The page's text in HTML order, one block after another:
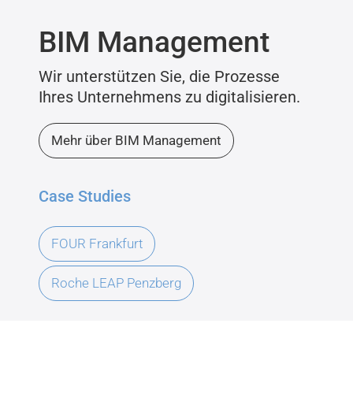
BIM Management
Wir unterstützen Sie, die Prozesse
Ihres Unternehmens zu digitalisieren.
Mehr über BIM Management
Case Studies
FOUR Frankfurt
Roche LEAP Penzberg